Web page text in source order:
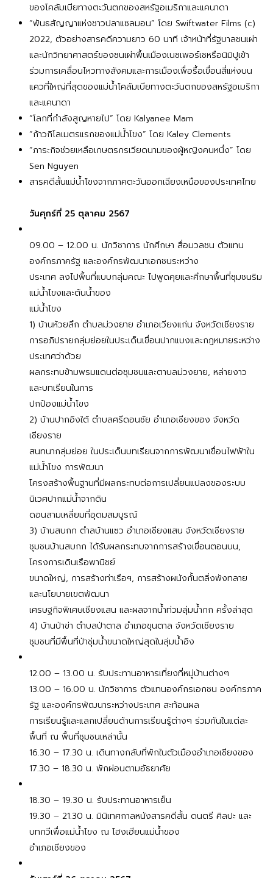
ของโคลัมเบียทางตะวันตกของสหรัฐอเมริกาและแคนาดา
“พันธสัญญาแห่งชาวปลาแซลมอน” โดย Swiftwater Films (c)
2022, ตัวอย่างสารคดีความยาว 60 นาที เจ้าหน้าที่รัฐบาลชนเผ่า
และนักวิทยาศาสตร์ของชนเผ่าพื้นเมืองเนซเพอร์เซหรือนิมิปูเข้า
ร่วมการเคลื่อนไหวทางสังคมและการเมืองเพื่อรื้อเขื่อนสี่แห่งบน
แควที่ใหญ่ที่สุดของแม่น้ำโคลัมเบียทางตะวันตกของสหรัฐอเมริกา
และแคนาดา
“โลกที่กำลังสูญหายไป” โดย Kalyanee Mam
“ก้าวกิโลเมตรแรกของแม่น้ำโขง” โดย Kaley Clements
“ภาระกิจช่วยเหลือเกษตรกรเวียดนามของผู้หญิงคนหนึ่ง” โดย
Sen Nguyen
สารคดีสั้นแม่น้ำโขงจากภาคตะวันออกเฉียงเหนือของประเทศไทย
วันศุกร์ที่ 25 ตุลาคม 2567
09.00 – 12.00 น. นักวิชาการ นักศึกษา สื่อมวลชน ตัวแทน
องค์กรภาครัฐ และองค์กรพัฒนาเอกชนระหว่าง
ประเทศ ลงไปพื้นที่แบบกลุ่มคณะ ไปพูดคุยและศึกษาพื้นที่ชุมชนริม
แม่น้ำโขงและต้นน้ำของ
แม่น้ำโขง
1) บ้านห้วยลึก ตำบลม่วงยาย อำเภอเวียงแก่น จังหวัดเชียงราย
การอภิปรายกลุ่มย่อยในประเด็นเขื่อนปากแบงและกฎหมายระหว่าง
ประเทศว่าด้วย
ผลกระทบข้ามพรมแดนต่อชุมชนและตาบลม่วงยาย, หล่ายงาว
และบทเรียนในการ
ปกป้องแม่น้ำโขง
2) บ้านปากอิงใต้ ตำบลศรีดอนชัย อำเภอเชียงของ จังหวัด
เชียงราย
สนทนากลุ่มย่อย ในประเด็นบทเรียนจากการพัฒนาเขื่อนไฟฟ้าใน
แม่น้ำโขง การพัฒนา
โครงสร้างพื้นฐานที่มีผลกระทบต่อการเปลี่ยนแปลงของระบบ
นิเวศปากแม่น้ำจากดิน
ดอนสามเหลี่ยมที่อุดมสมบูรณ์
3) บ้านสบกก ตำลบ้านแซว อำเภอเชียงแสน จังหวัดเชียงราย
ชุมชนบ้านสบกก ได้รับผลกระทบจากการสร้างเขื่อนตอนบน,
โครงการเดินเรือพานิชย์
ขนาดใหญ่, การสร้างท่าเรือฯ, การสร้างผนังกั้นตลิ่งพังทลาย
และนโยบายเขตพัฒนา
เศรษฐกิจพิเศษเชียงแสน และผลจากน้ำท่วมลุ่มน้ำกก ครั้งล่าสุด
4) บ้านป่าข่า ตำบลป่าตาล อำเภอขุนตาล จังหวัดเชียงราย
ชุมชนที่มีพื้นที่ป่าชุ่มน้ำขนาดใหญ่สุดในลุ่มน้ำอิง
12.00 – 13.00 น. รับประทานอาหารเที่ยงที่หมู่บ้านต่างๆ
13.00 – 16.00 น. นักวิชาการ ตัวแทนองค์กรเอกชน องค์กรภาค
รัฐ และองค์กรพัฒนาระหว่างประเทศ สะท้อนผล
การเรียนรู้และแลกเปลี่ยนด้านการเรียนรู้ต่างๆ ร่วมกันในแต่ละ
พื้นที่ ณ พื้นที่ชุมชนเหล่านั้น
16.30 – 17.30 น. เดินทางกลับที่พักในตัวเมืองอำเภอเชียงของ
17.30 – 18.30 น. พักผ่อนตามอัธยาศัย
18.30 – 19.30 น. รับประทานอาหารเย็น
19.30 – 21.30 น. มินิเทศกาลหนังสารคดีสั้น ดนตรี ศิลปะ และ
บทกวีเพื่อแม่น้ำโขง ณ โฮงเฮียนแม่น้ำของ
อำเภอเชียงของ